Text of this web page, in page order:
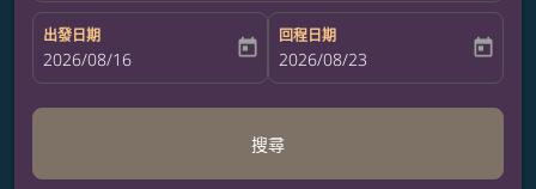
出發日期
fc-booking-departure-date-aria-label
2026/08/16 today
回程日期
fc-booking-return-date-aria-label
2026/08/23 today
搜尋